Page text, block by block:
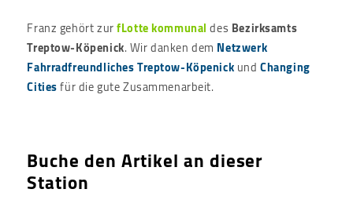
Franz gehört zurfLotte kommunaldes Bezirksamts
Treptow-Köpenick. Wir danken dem Netzwerk
Fahrradfreundliches Treptow-KöpenickundChanging
Citiesfür die gute Zusammenarbeit.
Buche den Artikel an dieser
Station